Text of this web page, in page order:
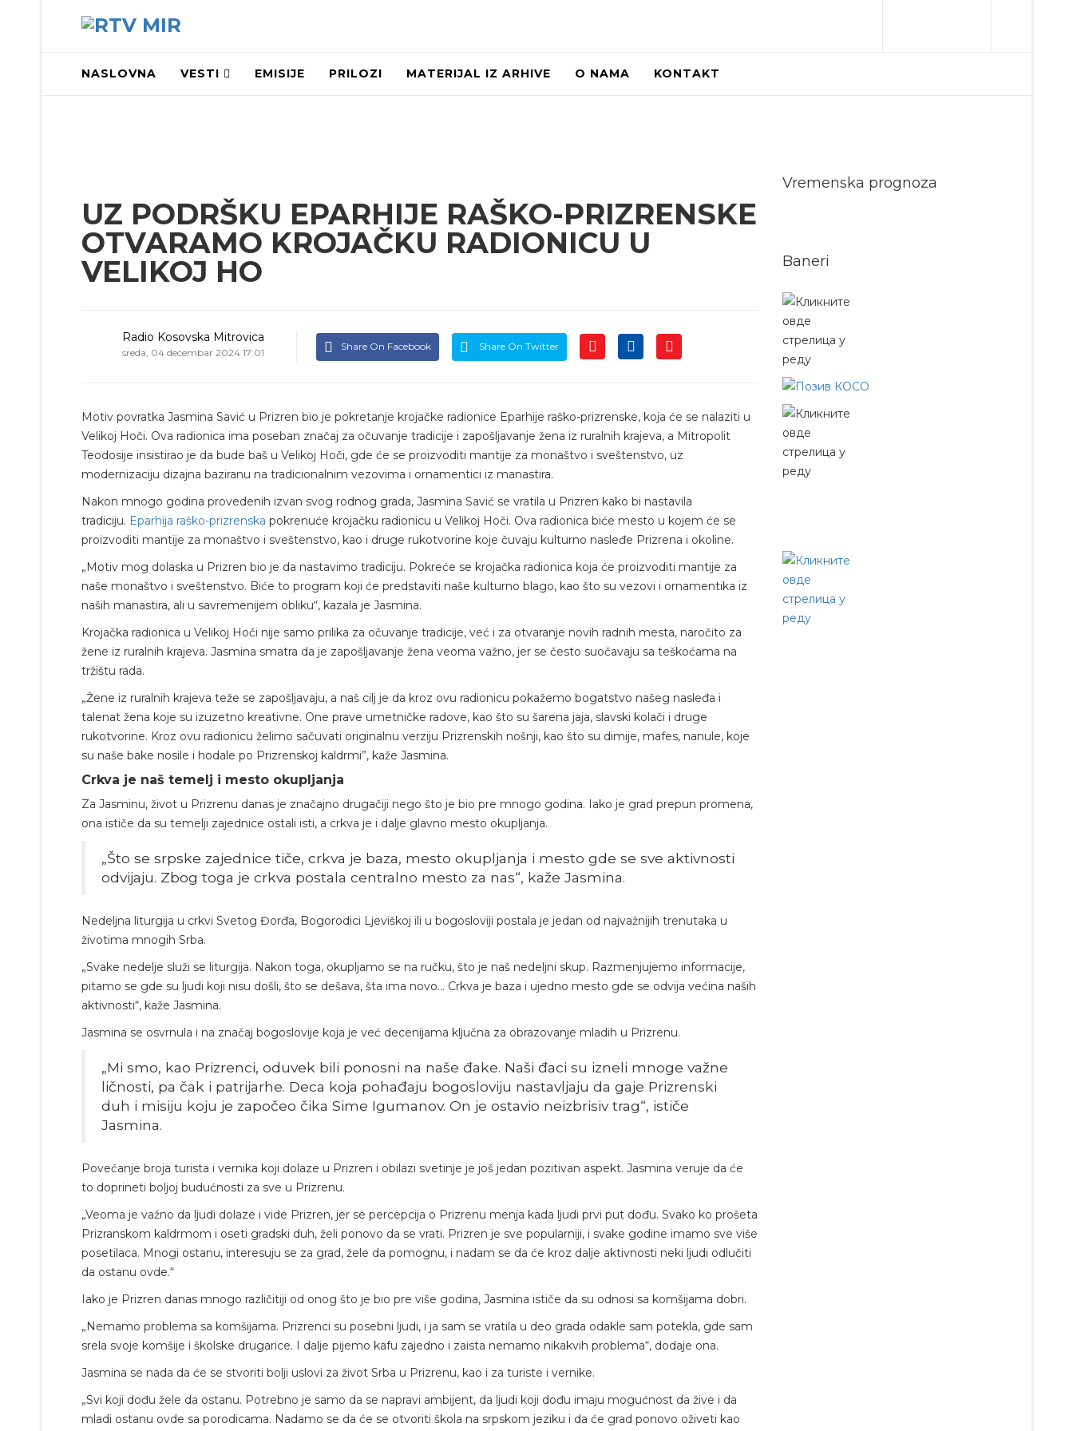
NASLOVNA VESTI EMISIJE PRILOZI MATERIJAL IZ ARHIVE O NAMA KONTAKT
UZ PODRŠKU EPARHIJE RAŠKO-PRIZRENSKE
OTVARAMO KROJAČKU RADIONICU U
VELIKOJ HO
Radio Kosovska Mitrovica
sreda, 04 decembar 2024 17:01
Share On Facebook Share On Twitter
Motiv povratka Jasmina Savić u Prizren bio je pokretanje krojačke radionice Eparhije raško-prizrenske, koja će se nalaziti u
Velikoj Hoči. Ova radionica ima poseban značaj za očuvanje tradicije i zapošljavanje žena iz ruralnih krajeva, a Mitropolit
Teodosije insistirao je da bude baš u Velikoj Hoči, gde će se proizvoditi mantije za monaštvo i sveštenstvo, uz
modernizaciju dizajna baziranu na tradicionalnim vezovima i ornamentici iz manastira.
Nakon mnogo godina provedenih izvan svog rodnog grada, Jasmina Savić se vratila u Prizren kako bi nastavila
tradiciju. Eparhija raško-prizrenska pokrenuće krojačku radionicu u Velikoj Hoči. Ova radionica biće mesto u kojem će se
proizvoditi mantije za monaštvo i sveštenstvo, kao i druge rukotvorine koje čuvaju kulturno nasleđe Prizrena i okoline.
„Motiv mog dolaska u Prizren bio je da nastavimo tradiciju. Pokreće se krojačka radionica koja će proizvoditi mantije za
naše monaštvo i sveštenstvo. Biće to program koji će predstaviti naše kulturno blago, kao što su vezovi i ornamentika iz
naših manastira, ali u savremenijem obliku“, kazala je Jasmina.
Krojačka radionica u Velikoj Hoči nije samo prilika za očuvanje tradicije, već i za otvaranje novih radnih mesta, naročito za
žene iz ruralnih krajeva. Jasmina smatra da je zapošljavanje žena veoma važno, jer se često suočavaju sa teškoćama na
tržištu rada.
„Žene iz ruralnih krajeva teže se zapošljavaju, a naš cilj je da kroz ovu radionicu pokažemo bogatstvo našeg nasleđa i
talenat žena koje su izuzetno kreativne. One prave umetničke radove, kao što su šarena jaja, slavski kolači i druge
rukotvorine. Kroz ovu radionicu želimo sačuvati originalnu verziju Prizrenskih nošnji, kao što su dimije, mafes, nanule, koje
su naše bake nosile i hodale po Prizrenskoj kaldrmi”, kaže Jasmina.
Crkva je naš temelj i mesto okupljanja
Za Jasminu, život u Prizrenu danas je značajno drugačiji nego što je bio pre mnogo godina. Iako je grad prepun promena,
ona ističe da su temelji zajednice ostali isti, a crkva je i dalje glavno mesto okupljanja.
„Što se srpske zajednice tiče, crkva je baza, mesto okupljanja i mesto gde se sve aktivnosti
odvijaju. Zbog toga je crkva postala centralno mesto za nas“, kaže Jasmina.
Nedeljna liturgija u crkvi Svetog Đorđa, Bogorodici Ljeviškoj ili u bogosloviji postala je jedan od najvažnijih trenutaka u
životima mnogih Srba.
„Svake nedelje služi se liturgija. Nakon toga, okupljamo se na ručku, što je naš nedeljni skup. Razmenjujemo informacije,
pitamo se gde su ljudi koji nisu došli, što se dešava, šta ima novo… Crkva je baza i ujedno mesto gde se odvija većina naših
aktivnosti“, kaže Jasmina.
Jasmina se osvrnula i na značaj bogoslovije koja je već decenijama ključna za obrazovanje mladih u Prizrenu.
„Mi smo, kao Prizrenci, oduvek bili ponosni na naše đake. Naši đaci su izneli mnoge važne
ličnosti, pa čak i patrijarhe. Deca koja pohađaju bogosloviju nastavljaju da gaje Prizrenski
duh i misiju koju je započeo čika Sime Igumanov. On je ostavio neizbrisiv trag“, ističe
Jasmina.
Povećanje broja turista i vernika koji dolaze u Prizren i obilazi svetinje je još jedan pozitivan aspekt. Jasmina veruje da će
to doprineti boljoj budućnosti za sve u Prizrenu.
„Veoma je važno da ljudi dolaze i vide Prizren, jer se percepcija o Prizrenu menja kada ljudi prvi put dođu. Svako ko prošeta
Prizranskom kaldrmom i oseti gradski duh, želi ponovo da se vrati. Prizren je sve popularniji, i svake godine imamo sve više
posetilaca. Mnogi ostanu, interesuju se za grad, žele da pomognu, i nadam se da će kroz dalje aktivnosti neki ljudi odlučiti
da ostanu ovde.“
Iako je Prizren danas mnogo različitiji od onog što je bio pre više godina, Jasmina ističe da su odnosi sa komšijama dobri.
„Nemamo problema sa komšijama. Prizrenci su posebni ljudi, i ja sam se vratila u deo grada odakle sam potekla, gde sam
srela svoje komšije i školske drugarice. I dalje pijemo kafu zajedno i zaista nemamo nikakvih problema“, dodaje ona.
Jasmina se nada da će se stvoriti bolji uslovi za život Srba u Prizrenu, kao i za turiste i vernike.
„Svi koji dođu žele da ostanu. Potrebno je samo da se napravi ambijent, da ljudi koji dođu imaju mogućnost da žive i da
mladi ostanu ovde sa porodicama. Nadamo se da će se otvoriti škola na srpskom jeziku i da će grad ponovo oživeti kao
Vremenska prognoza
Baneri